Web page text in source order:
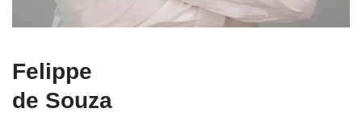
Felippe
de Souza